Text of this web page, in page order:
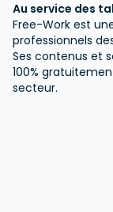
Au service des
Free-Work est
professionnels
Ses contenus et
100%
secteur.